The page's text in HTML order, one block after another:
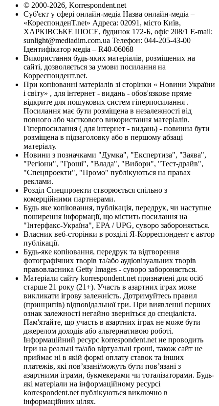
© 2000-2026, Korrespondent.net
Суб'єкт у сфері онлайн-медіа Назва онлайн-медіа –
«КореспонденТ.net» Адреса: 02091, місто Київ,
ХАРКІВСЬКЕ ШОСЕ, будинок 172-Б, офіс 208/1 E-mail:
sunlight@mediadim.com.ua Телефон: 044-205-43-00
Ідентифікатор медіа – R40-06068
Використання будь-яких матеріалів, розміщених на
сайті, дозволяється за умови посилання на
Корреспондент.net.
При копіюванні матеріалів зі сторінки « Новини України
і світу» , для інтернет - видань - обов'язкове пряме
відкрите для пошукових систем гіперпосилання .
Посилання має бути розміщена в незалежності від
повного або часткового використання матеріалів.
Гіперпосилання ( для інтернет - видань) - повинна бути
розміщена в підзаголовку або в першому абзаці
матеріалу.
Новини з позначками "Думка", "Експертиза", "Заява",
"Регіони", "Гроші", "Влада", "Вибори", "Тест-драйв",
"Спецпроекти", "Промо" публікуються на правах
реклами.
Розділ Спецпроекти створюється спільно з
комерційними партнерами.
Будь яке копіювання, публікація, передрук, чи наступне
поширення інформації, що містить посилання на
"Інтерфакс-Україна", EPA / UPG, суворо забороняється.
Власник веб-сторінки в розділі Я-Корреспондент є автор
публікації.
Будь-яке копіювання, передрук та відтворення
фотографічних творів та/або аудіовізуальних творів
правовласника Getty Images - суворо забороняється.
Матеріали сайту korrespondent.net призначені для осіб
старше 21 року (21+). Участь в азартних іграх може
викликати ігрову залежність. Дотримуйтесь правил
(принципів) відповідальної гри. При виявленні перших
ознак залежності негайно зверніться до спеціаліста.
Пам'ятайте, що участь в азартних іграх не може бути
джерелом доходів або альтернативою роботі.
Інформаційний ресурс korrespondent.net не проводить
ігри на реальні та/або віртуальні гроші, також сайт не
приймає ні в якій формі оплату ставок та інших
платежів, які пов’язані/можуть бути пов’язані з
азартними іграми, букмекерами чи тоталізаторами. Будь-
які матеріали на інформаційному ресурсі
korrespondent.net публікуються виключно в
інформаційних цілях.